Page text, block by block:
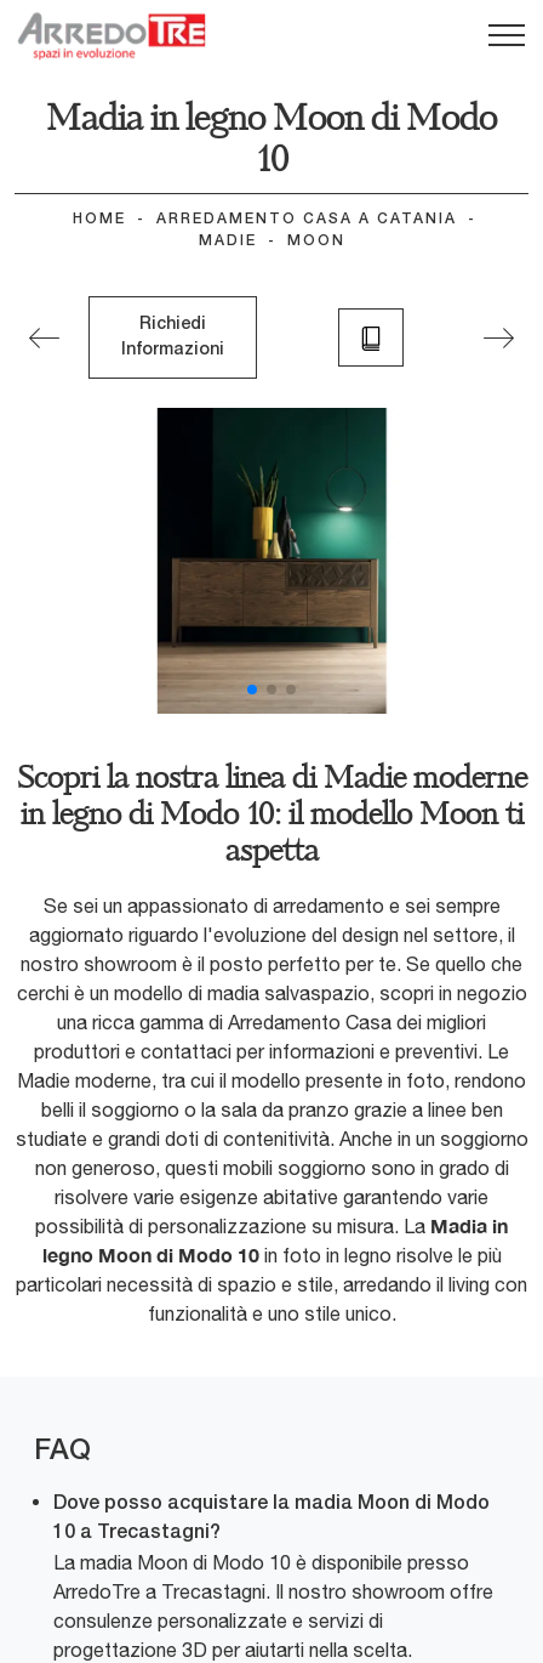
Madia in legno Moon di Modo
10
HOME - ARREDAMENTO CASA A CATANIA
-
MADIE
- MOON
Richiedi
Informazioni
Scopri la nostra linea di Madie moderne
in legno di Modo 10: il modello Moon ti
aspetta
Se sei un appassionato di arredamento e sei sempre
aggiornato riguardo l'evoluzione del design nel settore, il
nostro showroom è il posto perfetto per te. Se quello che
cerchi è un modello di madia salvaspazio, scopri in negozio
una ricca gamma di Arredamento Casa dei migliori
produttori e contattaci per informazioni e preventivi. Le
Madie moderne, tra cui il modello presente in foto, rendono
belli il soggiorno o la sala da pranzo grazie a linee ben
studiate e grandi doti di contenitività. Anche in un soggiorno
non generoso, questi mobili soggiorno sono in grado di
risolvere varie esigenze abitative garantendo varie
possibilità di personalizzazione su misura. La Madia in
legno Moon di Modo 10in foto in legno risolve le più
particolari necessità di spazio e stile, arredando il living con
funzionalità e uno stile unico.
FAQ
Dove posso acquistare la madia Moon di Modo
10 a Trecastagni?
La madia Moon di Modo 10 è disponibile presso
ArredoTre a Trecastagni. Il nostro showroom offre
consulenze personalizzate e servizi di
progettazione 3D per aiutarti nella scelta.